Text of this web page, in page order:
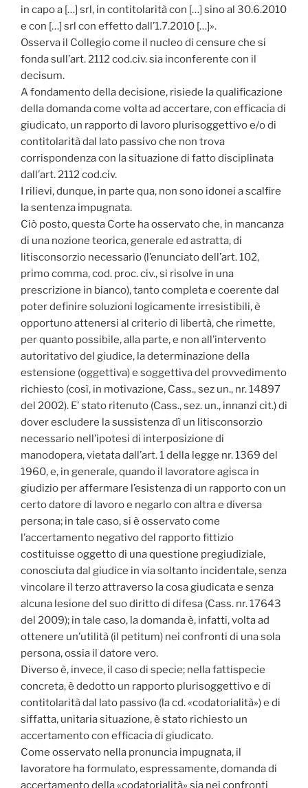
in capo a […] srl, in contitolarità con […] sino al 30.6.2010
e con […] srl con effetto dall’1.7.2010 […]».
Osserva il Collegio come il nucleo di censure che si
fonda sull’art. 2112 cod.civ. sia inconferente con il
decisum.
A fondamento della decisione, risiede la qualificazione
della domanda come volta ad accertare, con efficacia di
giudicato, un rapporto di lavoro plurisoggettivo e/o di
contitolarità dal lato passivo che non trova
corrispondenza con la situazione di fatto disciplinata
dall’art. 2112 cod.civ.
I rilievi, dunque, in parte qua, non sono idonei a scalfire
la sentenza impugnata.
Ciò posto, questa Corte ha osservato che, in mancanza
di una nozione teorica, generale ed astratta, di
litisconsorzio necessario (l’enunciato dell’art. 102,
primo comma, cod. proc. civ., si risolve in una
prescrizione in bianco), tanto completa e coerente dal
poter definire soluzioni logicamente irresistibili, è
opportuno attenersi al criterio di libertà, che rimette,
per quanto possibile, alla parte, e non all’intervento
autoritativo del giudice, la determinazione della
estensione (oggettiva) e soggettiva del provvedimento
richiesto (così, in motivazione, Cass., sez un., nr. 14897
del 2002). E’ stato ritenuto (Cass., sez. un., innanzi cit.) di
dover escludere la sussistenza dì un litisconsorzio
necessario nell’ipotesi di interposizione di
manodopera, vietata dall’art. 1 della legge nr. 1369 del
1960, e, in generale, quando il lavoratore agisca in
giudizio per affermare l’esistenza di un rapporto con un
certo datore di lavoro e negarlo con altra e diversa
persona; in tale caso, si è osservato come
l’accertamento negativo del rapporto fittizio
costituisse oggetto di una questione pregiudiziale,
conosciuta dal giudice in via soltanto incidentale, senza
vincolare il terzo attraverso la cosa giudicata e senza
alcuna lesione del suo diritto di difesa (Cass. nr. 17643
del 2009); in tale caso, la domanda è, infatti, volta ad
ottenere un’utilità (il petitum) nei confronti di una sola
persona, ossia il datore vero.
Diverso è, invece, il caso di specie; nella fattispecie
concreta, è dedotto un rapporto plurisoggettivo e di
contitolarità dal lato passivo (la cd. «codatorialità») e di
siffatta, unitaria situazione, è stato richiesto un
accertamento con efficacia di giudicato.
Come osservato nella pronuncia impugnata, il
lavoratore ha formulato, espressamente, domanda di
accertamento della «codatorialità» sia nei confronti